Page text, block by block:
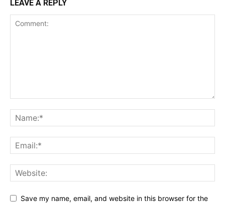
LEAVE A REPLY
Save my name, email, and website in this browser for the